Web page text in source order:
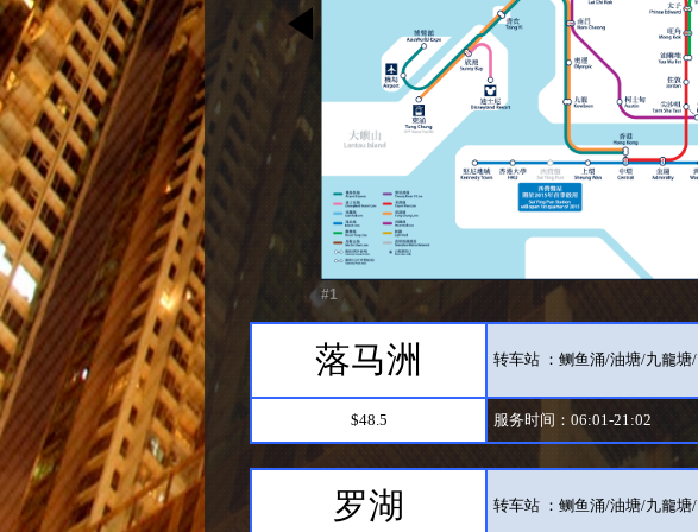
#1
落马洲 转车站 ：鲗鱼涌/油塘/九龍塘/
$48.5 服务时间：06:01-21:02
罗湖 转车站 ：鲗鱼涌/油塘/九龍塘/